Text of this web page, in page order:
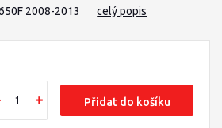
2008-2013celý popis
Přidat do košíku